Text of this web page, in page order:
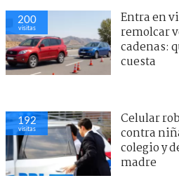
200
visitas
Entra en
remolcar
cadenas:
cuesta
192
visitas
Celular
contra
colegio y
madre